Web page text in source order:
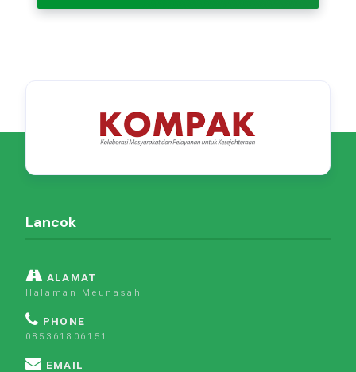
Lancok
ALAMAT
Halaman Meunasah
PHONE
085361806151
EMAIL